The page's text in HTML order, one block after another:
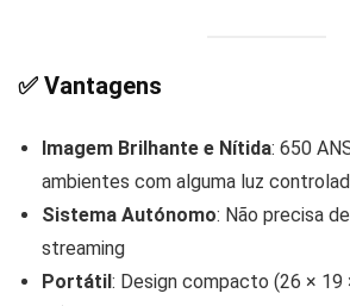
✅ Vantagens
Imagem Brilhante e Nítida: 650
ambientes com alguma luz
Sistema Autónomo: Não precisa de
streaming
Portátil: Design compacto (26 × 19